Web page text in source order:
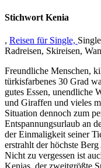
Stichwort Kenia
, Reisen für Single,
Radreisen, Skireisen,
Freundliche Menschen,
türkisfarbenes 30 Grad
gutes Essen, unendliche
und Giraffen und vieles
Situation dennoch zum
Entspannungsurlaub an
der Einmaligkeit seiner
erstrahlt der höchste
Nicht zu vergessen ist
Kenias, der zweitgrößte